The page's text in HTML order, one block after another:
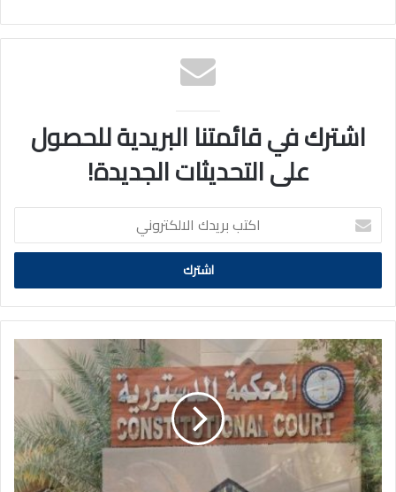
اشترك في قائمتنا البريدية للحصول
على التحديثات الجديدة!
اكتب
بريدك
الالكتروني
"الوفاق"
تنشر
نص
حكم
المحكمة
"الدستورية"
برفض
الطعون